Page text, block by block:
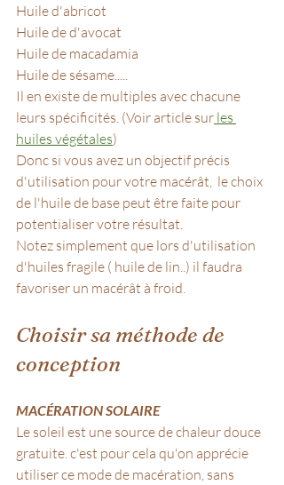
Huile d'abricot
Huile de d'avocat
Huile de macadamia
Huile de sésame.....
Il en existe de multiples avec chacune
leurs spécificités. (Voir article sur les
huiles végétales)
Donc si vous avez un objectif précis
d'utilisation pour votre macérât,  le choix
de l'huile de base peut être faite pour
potentialiser votre résultat.
Notez simplement que lors d'utilisation
d'huiles fragile ( huile de lin..) il faudra
favoriser un macérât à froid.
Choisir sa méthode de
conception
MACÉRATION SOLAIRE
Le soleil est une source de chaleur douce
gratuite. c'est pour cela qu'on apprécie
utiliser ce mode de macération, sans